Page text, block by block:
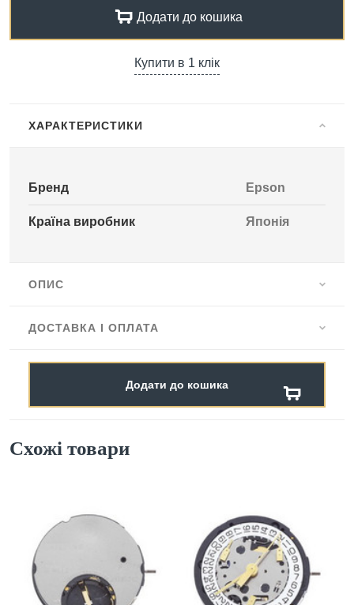
Додати до кошика
Купити в 1 клік
ХАРАКТЕРИСТИКИ
Бренд Epson
Країна виробник Японія
ОПИС
ДОСТАВКА І ОПЛАТА
Додати до кошика
Схожі товари